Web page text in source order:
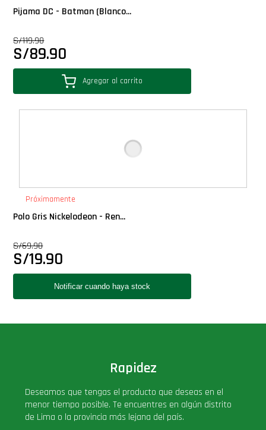
Pijama DC - Batman (Blanco...
S/119.90
S/89.90
Agregar al carrito
Próximamente
Polo Gris Nickelodeon - Ren...
S/69.90
S/19.90
Rapidez
Deseamos que tengas el producto que deseas en el
menor tiempo posible. Te encuentres en algún distrito
de Lima o la provincia más lejana del país.